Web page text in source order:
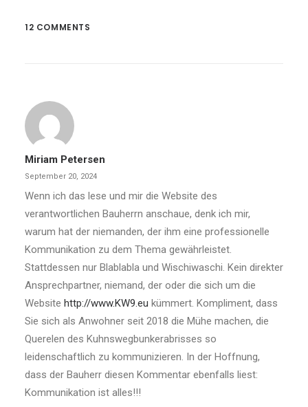
12 COMMENTS
Miriam Petersen
September 20, 2024
Wenn ich das lese und mir die Website des
verantwortlichen Bauherrn anschaue, denk ich mir,
warum hat der niemanden, der ihm eine professionelle
Kommunikation zu dem Thema gewährleistet.
Stattdessen nur Blablabla und Wischiwaschi. Kein direkter
Ansprechpartner, niemand, der oder die sich um die
Website http://www.KW9.eu kümmert. Kompliment, dass
Sie sich als Anwohner seit 2018 die Mühe machen, die
Querelen des Kuhnswegbunkerabrisses so
leidenschaftlich zu kommunizieren. In der Hoffnung,
dass der Bauherr diesen Kommentar ebenfalls liest:
Kommunikation ist alles!!!